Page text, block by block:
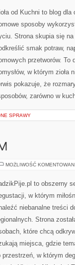
od Kuchni to blog dla
sposoby
Strona skupia się
smak potraw,
przetworów. To
w którym zioła
pokazuje, że
zarówno w
SPRAWY
MOŻLIWOŚĆ
to obszerny
w którym
niebanalne treści
Strona
które chcą
miejsca, gdzie
w którym